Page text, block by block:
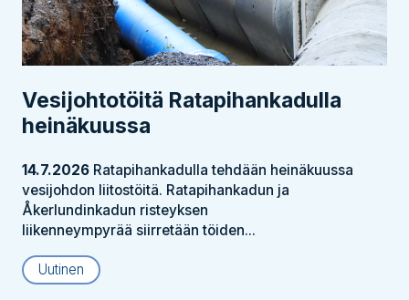
Vesijohtotöitä Ratapihankadulla
heinäkuussa
14.7.2026 Ratapihankadulla tehdään heinäkuussa
vesijohdon liitostöitä. Ratapihankadun ja
Åkerlundinkadun risteyksen
liikenneympyrää siirretään töiden...
Uutinen